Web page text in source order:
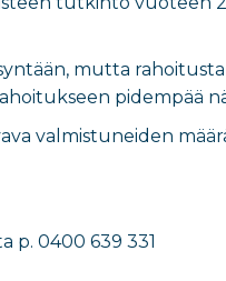
mutta
pidempää
valmistuneiden
p. 0400 639 331